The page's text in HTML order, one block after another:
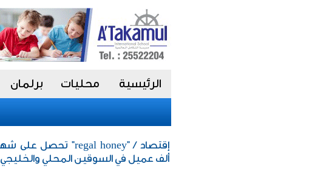
الرئيسية محليات برلمان
ألف عميل في السوقين المحلي والخليجي